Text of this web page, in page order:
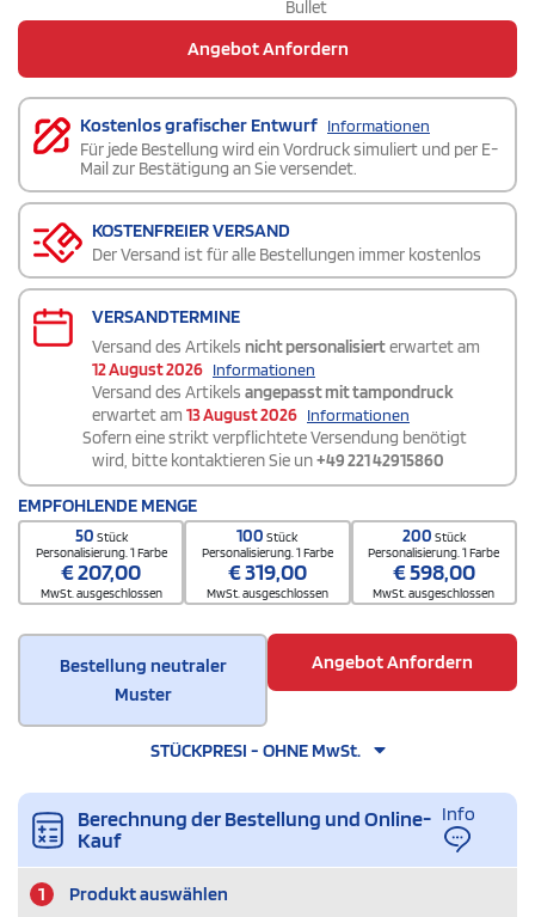
Bullet
Angebot Anfordern
Kostenlos grafischer Entwurf Informationen
Für jede Bestellung wird ein Vordruck simuliert und per E-
Mail zur Bestätigung an Sie versendet.
KOSTENFREIER VERSAND
Der Versand ist für alle Bestellungen immer kostenlos
VERSANDTERMINE
Versand des Artikels nicht personalisierterwartet am
12 August 2026 Informationen
Versand des Artikels angepasst mit tampondruck
erwartet am 13 August 2026 Informationen
Sofern eine strikt verpflichtete Versendung benötigt
wird, bitte kontaktieren Sie un+49 221 42915860
EMPFOHLENDE MENGE
50 Stück
Personalisierung. 1 Farbe
€207,00
MwSt. ausgeschlossen
100Stück
Personalisierung. 1 Farbe
€319,00
MwSt. ausgeschlossen
200 Stück
Personalisierung. 1 Farbe
€598,00
MwSt. ausgeschlossen
Bestellung neutraler
Muster
Angebot Anfordern
STÜCKPRESI - OHNE MwSt.
Berechnung der Bestellung und Online-
Kauf
Info
1 Produkt auswählen